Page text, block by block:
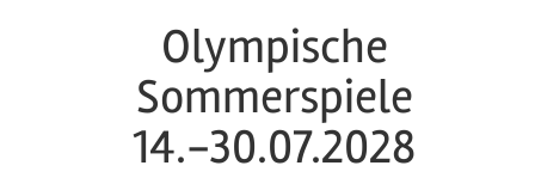
Olympische
Sommerspiele
14.-30.07.2028